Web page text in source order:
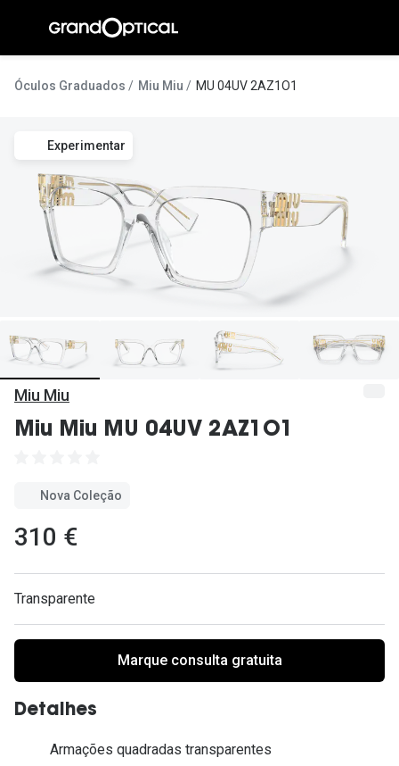
conteúdo
Pedro
Inês
Óculos Graduados Miu Miu MU 04UV 2AZ1O1
Experimentar
Miu Miu
Miu Miu MU 04UV 2AZ1O1
Nova Coleção
310 €
Transparente
Marque consulta gratuita
Detalhes
Armações quadradas transparentes